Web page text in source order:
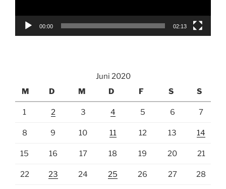
00:00 02:13
Juni 2020
M
D M D F S S
1 2 3 4 5 6 7
8 9 10 11 12 13 14
15 16 17 18 19 20 21
22 23 24 25 26 27 28